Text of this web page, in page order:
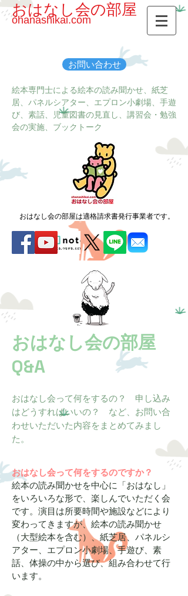
おはなし会の部屋
ohanashikai.com
お問い合わせ
絵本専門士による絵本の読み聞かせ、紙芝
居、パネルシアター、エプロン小劇場、手遊
び、素話、児童図書の見直し、講習会・勉強
会の実施、ブックトーク
おはなし会の部屋は適格請求書発行事業者です。
​おはなし会の部屋
Q&A
おはなし会って何をするの？ 申し込み
はどうすればいいの？ など、お問い合
わせいただいた内容をまとめてみまし
た。
おはなし会って何をするのですか？
絵本の読み聞かせを中心に「おはなし」
をいろいろな形で、楽しんでいただく会
です。演目は所要時間や施設などにより
変わってきますが、絵本の読み聞かせ
（大型絵本を含む）、紙芝居、パネルシ
アター、エプロン小劇場、手遊び、素
話、体操の中から選び、組み合わせて行
います。